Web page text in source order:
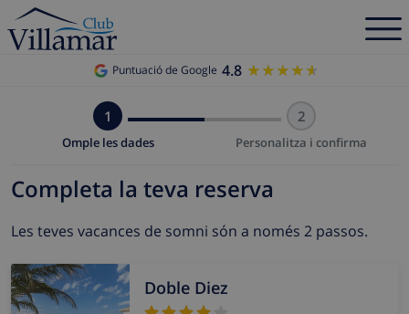
Puntuació de Google 4.8 ★★★★★
★★★★★
1
Omple les dades
2
Personalitza i confirma
Completa la teva reserva
Les teves vacances de somni són a només 2 passos.
Doble Diez